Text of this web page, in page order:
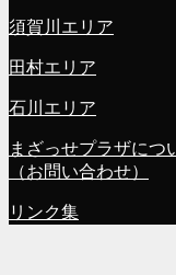
須賀川エリア
田村エリア
石川エリア
まざっせプラザにつ
（お問い合わせ）
リンク集